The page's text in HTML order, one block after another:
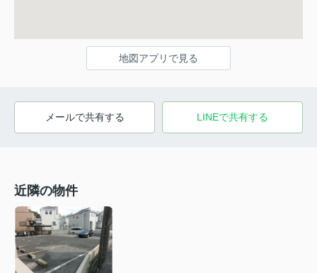
地図アプリで見る
メールで共有する LINEで共有する
近隣の物件